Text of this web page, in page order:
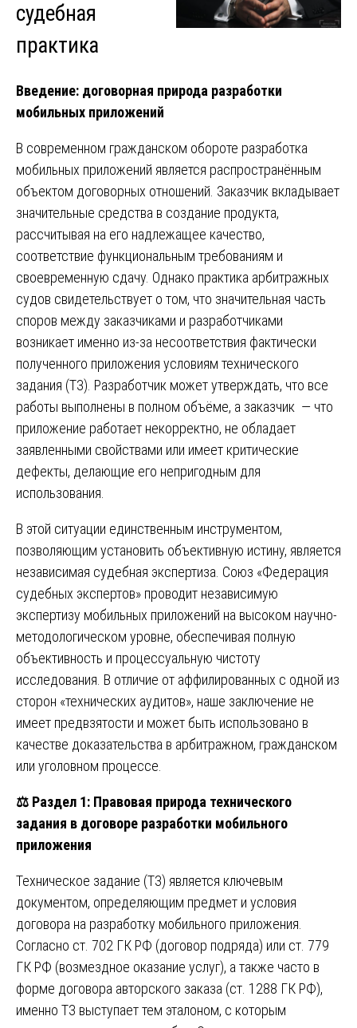
судебная
практика
Введение: договорная природа разработки
мобильных приложений
В современном гражданском обороте разработка
мобильных приложений является распространённым
объектом договорных отношений. Заказчик вкладывает
значительные средства в создание продукта,
рассчитывая на его надлежащее качество,
соответствие функциональным требованиям и
своевременную сдачу. Однако практика арбитражных
судов свидетельствует о том, что значительная часть
споров между заказчиками и разработчиками
возникает именно из-за несоответствия фактически
полученного приложения условиям технического
задания (ТЗ). Разработчик может утверждать, что все
работы выполнены в полном объёме, а заказчик — что
приложение работает некорректно, не обладает
заявленными свойствами или имеет критические
дефекты, делающие его непригодным для
использования.
В этой ситуации единственным инструментом,
позволяющим установить объективную истину, является
независимая судебная экспертиза. Союз «Федерация
судебных экспертов» проводит независимую
экспертизу мобильных приложений на высоком научно-
методологическом уровне, обеспечивая полную
объективность и процессуальную чистоту
исследования. В отличие от аффилированных с одной из
сторон «технических аудитов», наше заключение не
имеет предвзятости и может быть использовано в
качестве доказательства в арбитражном, гражданском
или уголовном процессе.
⚖️ Раздел 1: Правовая природа технического
задания в договоре разработки мобильного
приложения
Техническое задание (ТЗ) является ключевым
документом, определяющим предмет и условия
договора на разработку мобильного приложения.
Согласно ст. 702 ГК РФ (договор подряда) или ст. 779
ГК РФ (возмездное оказание услуг), а также часто в
форме договора авторского заказа (ст. 1288 ГК РФ),
именно ТЗ выступает тем эталоном, с которым